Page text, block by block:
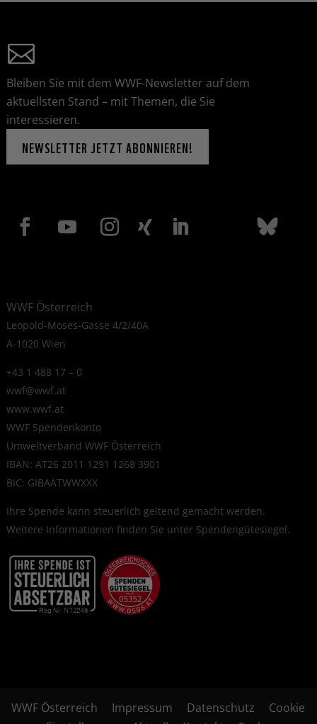
Bleiben Sie mit dem WWF-Newsletter auf dem
aktuellsten Stand – mit Themen, die Sie
interessieren.
NEWSLETTER JETZT ABONNIEREN!
WWF Österreich
Leopold-Moses-Gasse 4/2/40A
A-1020 Wien
+43 1 488 17 – 0
wwf@wwf.at
www.wwf.at
WWF Spendenkonto
Umweltverband WWF Österreich
IBAN: AT26 2011 1291 1268 3901
BIC: GIBAATWWXXX
Ihre Spende kann steuerlich geltend gemacht werden.
Weitere Informationen finden Sie unter Spendengütesiegel.
WWF Österreich Impressum Datenschutz
Cookie